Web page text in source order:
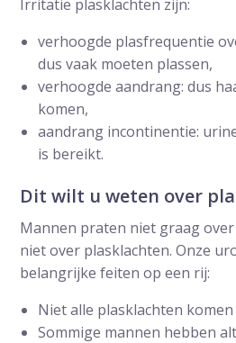
Irritatie plasklachten zijn:
verhoogde plasfrequentie
dus vaak moeten plassen,
verhoogde aandrang: dus
komen,
aandrang incontinentie:
is bereikt.
Dit wilt u weten over
Mannen praten niet graag
niet over plasklachten. Onze
belangrijke feiten op een rij:
Niet alle plasklachten
Sommige mannen hebben